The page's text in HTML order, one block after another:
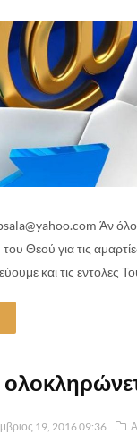
Άν
Θεού για τις
και τις εντολες
19, 2016 09:36